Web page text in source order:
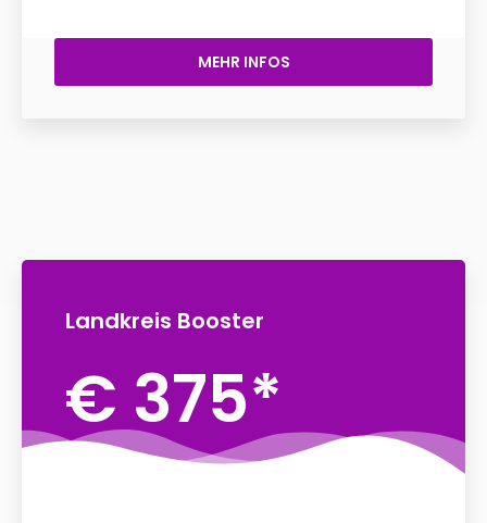
MEHR INFOS
Landkreis Booster
€ 375*